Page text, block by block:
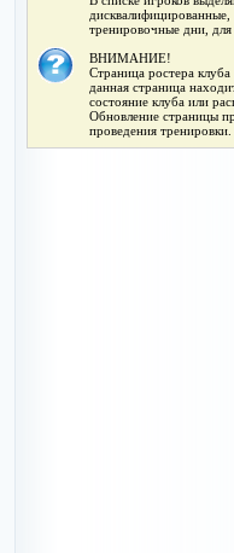
тренировочные дни,
ВНИМАНИЕ!
Страница ростера
данная страница
состояние клуба или
Обновление страницы
проведения тренировки.